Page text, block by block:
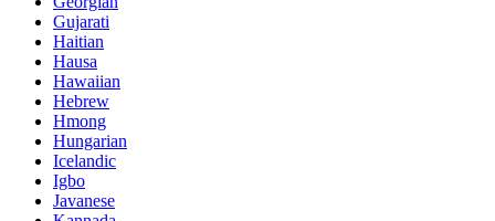
Gujarati
Haitian
Hausa
Hawaiian
Hebrew
Hmong
Hungarian
Icelandic
Igbo
Javanese